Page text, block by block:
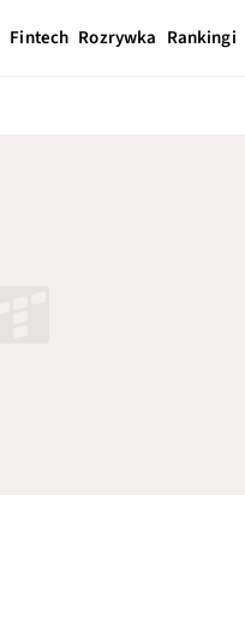
Fintech Rozrywka Rankingi